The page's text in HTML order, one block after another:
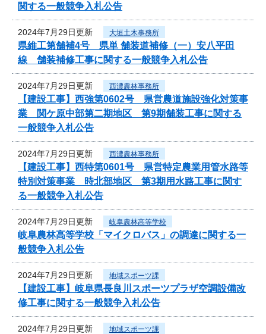
関する一般競争入札公告
2024年7月29日更新 大垣土木事務所
県維工第舗補4号 県単 舗装道補修（一）安八平田
線 舗装補修工事に関する一般競争入札公告
2024年7月29日更新 西濃農林事務所
【建設工事】西強第0602号 県営農道施設強化対策事
業 関ケ原中部第二期地区 第9期舗装工事に関する
一般競争入札公告
2024年7月29日更新 西濃農林事務所
【建設工事】西特第0601号 県営特定農業用管水路等
特別対策事業 時北部地区 第3期用水路工事に関す
る一般競争入札公告
2024年7月29日更新 岐阜農林高等学校
岐阜農林高等学校「マイクロバス」の調達に関する一
般競争入札公告
2024年7月29日更新 地域スポーツ課
【建設工事】岐阜県長良川スポーツプラザ空調設備改
修工事に関する一般競争入札公告
2024年7月29日更新 地域スポーツ課